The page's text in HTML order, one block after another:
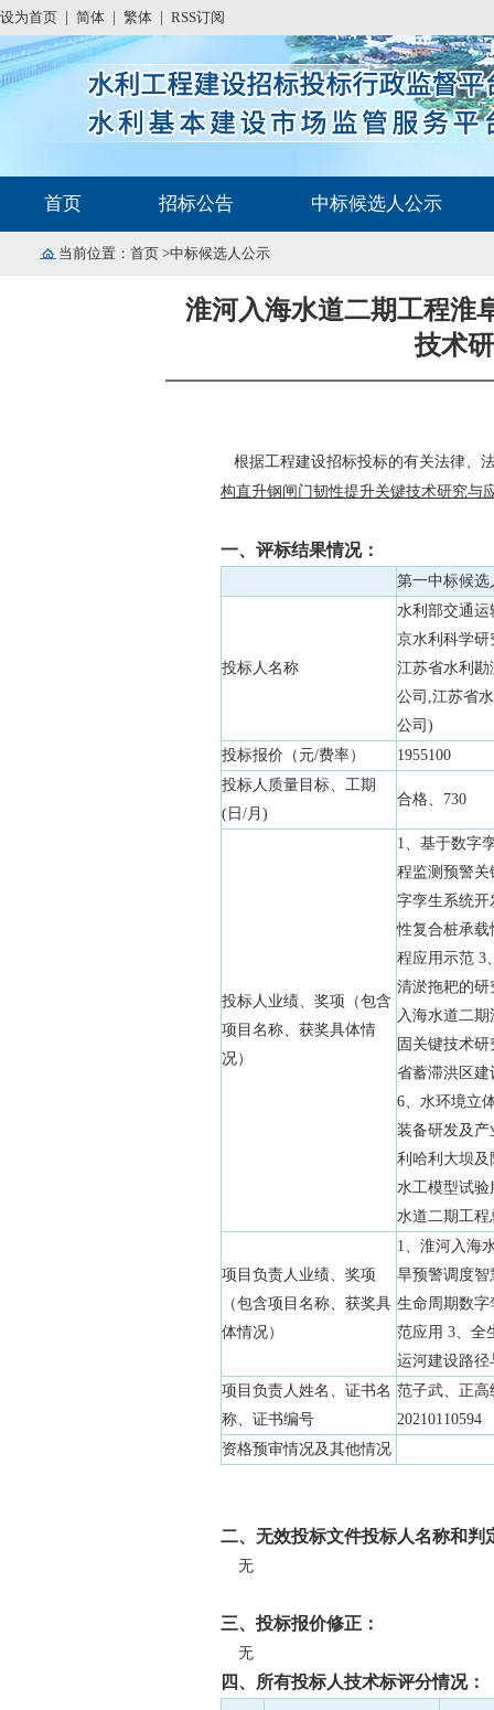
设为首页 简体 繁体 RSS订阅
首页 招标公告 中标候选人公示
当前位置： 首页 >中标候选人公示
淮河入海水道二期工程淮
技术
根据工程建设招标投标的有关法律、
构直升钢闸门韧性提升关键技术研究与
一、评标结果情况：
第一中标候选
投标人名称
水利部交通
京水利科学
江苏省水利
公司,江苏省
公司)
投标报价（元/费率）
1955100
投标人质量目标、工期
(日/月)
合格、730
投标人业绩、奖项（包含
项目名称、获奖具体情
况）
1、基于数字
程监测预警
字孪生系统开
性复合桩承
程应用示范 3
清淤拖耙的研
入海水道二
固关键技术
省蓄滞洪区
6、水环境立
装备研发及产
利哈利大坝
水工模型试验
水道二期工
项目负责人业绩、奖项
（包含项目名称、获奖具
体情况）
1、淮河入海
旱预警调度智
生命周期数
范应用 3、全
运河建设路径
项目负责人姓名、证书名
称、证书编号
范子武、正
20210110594
资格预审情况及其他情况
二、无效投标文件投标人名称和判
无
三、投标报价修正：
无
四、所有投标人技术标评分情况：